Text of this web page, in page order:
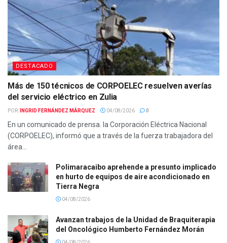
DESTACADO
Más de 150 técnicos de CORPOELEC resuelven averías
del servicio eléctrico en Zulia
POR: INGRID FERNÁNDEZ MÁRQUEZ 04/08/2026 0
En un comunicado de prensa. la Corporación Eléctrica Nacional
(CORPOELEC), informó que a través de la fuerza trabajadora del
área...
Polimaracaibo aprehende a presunto implicado
en hurto de equipos de aire acondicionado en
Tierra Negra
04/08/2026
Avanzan trabajos de la Unidad de Braquiterapia
del Oncológico Humberto Fernández Morán